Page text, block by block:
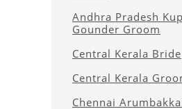
Andhra Pradesh
Gounder Groom
Central Kerala Bride
Central Kerala
Chennai